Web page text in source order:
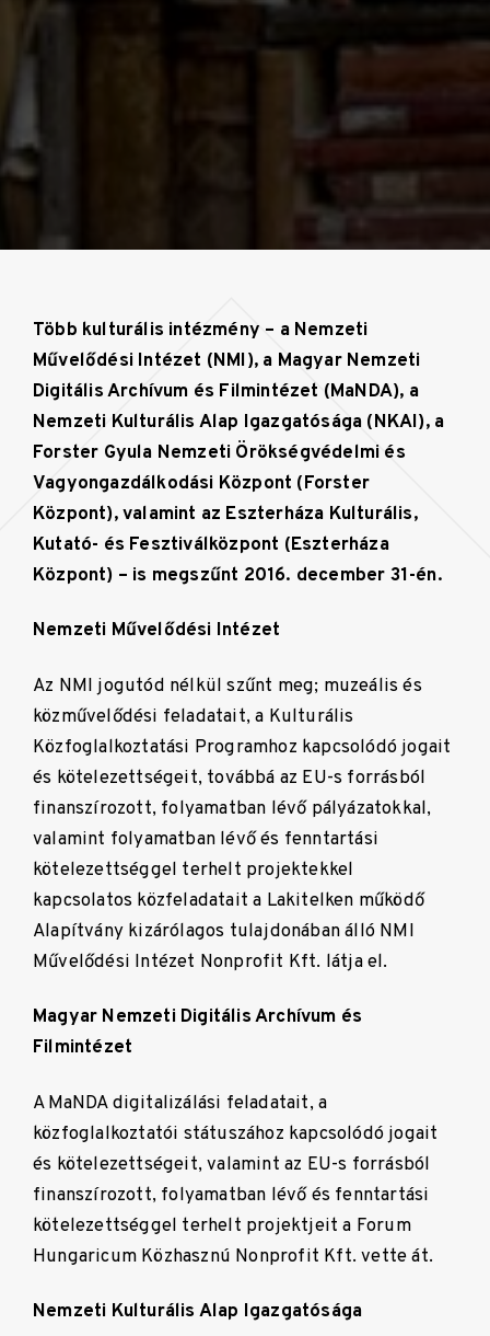
Több kulturális intézmény – a Nemzeti
Művelődési Intézet (NMI), a Magyar Nemzeti
Digitális Archívum és Filmintézet (MaNDA), a
Nemzeti Kulturális Alap Igazgatósága (NKAI), a
Forster Gyula Nemzeti Örökségvédelmi és
Vagyongazdálkodási Központ (Forster
Központ), valamint az Eszterháza Kulturális,
Kutató- és Fesztiválközpont (Eszterháza
Központ) – is megszűnt 2016. december 31-én.
Nemzeti Művelődési Intézet
Az NMI jogutód nélkül szűnt meg; muzeális és
közművelődési feladatait, a Kulturális
Közfoglalkoztatási Programhoz kapcsolódó jogait
és kötelezettségeit, továbbá az EU-s forrásból
finanszírozott, folyamatban lévő pályázatokkal,
valamint folyamatban lévő és fenntartási
kötelezettséggel terhelt projektekkel
kapcsolatos közfeladatait a Lakitelken működő
Alapítvány kizárólagos tulajdonában álló NMI
Művelődési Intézet Nonprofit Kft. látja el.
Magyar Nemzeti Digitális Archívum és
Filmintézet
A MaNDA digitalizálási feladatait, a
közfoglalkoztatói státuszához kapcsolódó jogait
és kötelezettségeit, valamint az EU-s forrásból
finanszírozott, folyamatban lévő és fenntartási
kötelezettséggel terhelt projektjeit a Forum
Hungaricum Közhasznú Nonprofit Kft. vette át.
Nemzeti Kulturális Alap Igazgatósága